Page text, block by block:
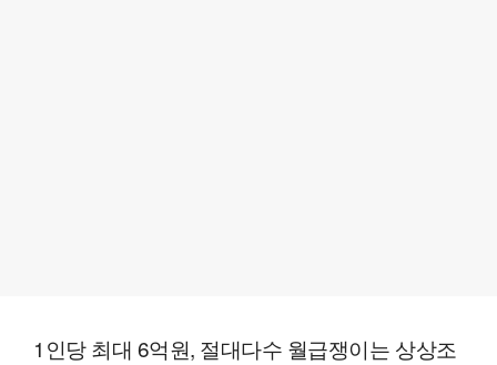
1인당 최대 6억원, 절대다수 월급쟁이는 상상조